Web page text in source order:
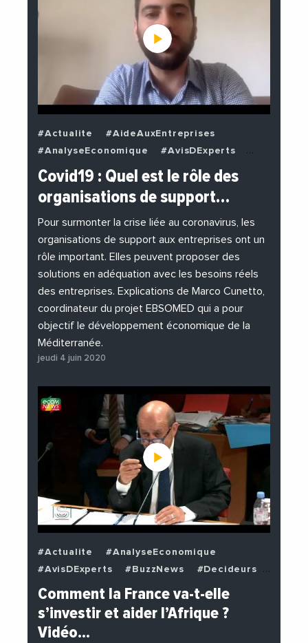
#Actualite
#AideAuxEntreprises
#AnalyseEconomique
#AvisDExperts
#BuzzNews
#Decideurs
#EchangesMediterraneens
#EnDirectDe
#Entreprises
#Institutions
#PhotosEtVideos
Covid19 : Quel est le rôle des
organisations de support…
Pour surmonter la crise liée au coronavirus, les
organisations de support aux entreprises ont un
rôle important. Elles peuvent proposer des
solutions en adéquation avec les besoins réels
des entreprises. Explications de Marco Cunetto,
coordinateur du projet EBSOMED qui a pour
objectif le développement économique de la
Méditerranée.
jeudi 4 juin 2020
#Actualite
#AnalyseEconomique
#AvisDExperts
#BuzzNews
#Decideurs
#EchangesMediterraneens
#Economie
#PhotosEtVideos
#Politique
Comment la France va-t-elle
s’investir et aider l’Afrique ?
Vidéo…